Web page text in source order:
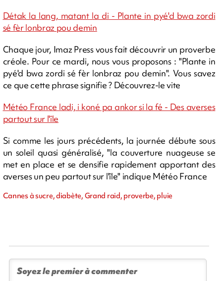
Détak la lang, matant la di - Plante in pyé'd bwa zordi
sé fèr lonbraz pou demin
Chaque jour, Imaz Press vous fait découvrir un proverbe
créole. Pour ce mardi, nous vous proposons : "Plante in
pyé'd bwa zordi sé fèr lonbraz pou demin". Vous savez
ce que cette phrase signifie ? Découvrez-le vite
Météo France ladi, i koné pa ankor si la fé - Des averses
partout sur l'île
Si comme les jours précédents, la journée débute sous
un soleil quasi généralisé, "la couverture nuageuse se
met en place et se densifie rapidement apportant des
averses un peu partout sur l'île" indique Météo France
Cannes à sucre, diabète, Grand raid, proverbe, pluie